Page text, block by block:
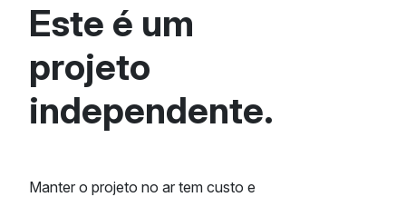
Este é um
projeto
independente.
Manter o projeto no ar tem custo e